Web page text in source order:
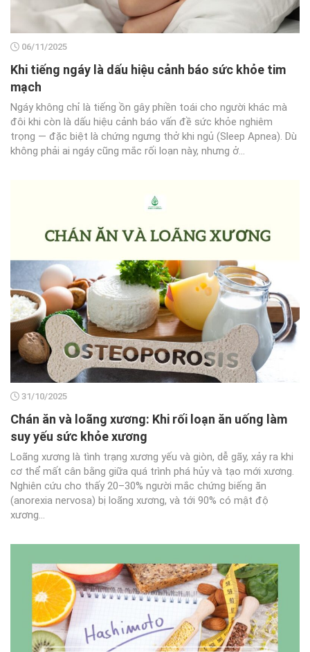
06/11/2025
Khi tiếng ngáy là dấu hiệu cảnh báo sức khỏe tim
mạch
Ngáy không chỉ là tiếng ồn gây phiền toái cho người khác mà
đôi khi còn là dấu hiệu cảnh báo vấn đề sức khỏe nghiêm
trọng — đặc biệt là chứng ngưng thở khi ngủ (Sleep Apnea). Dù
không phải ai ngáy cũng mắc rối loạn này, nhưng ở...
31/10/2025
Chán ăn và loãng xương: Khi rối loạn ăn uống làm
suy yếu sức khỏe xương
Loãng xương là tình trạng xương yếu và giòn, dễ gãy, xảy ra khi
cơ thể mất cân bằng giữa quá trình phá hủy và tạo mới xương.
Nghiên cứu cho thấy 20–30% người mắc chứng biếng ăn
(anorexia nervosa) bị loãng xương, và tới 90% có mật độ
xương...